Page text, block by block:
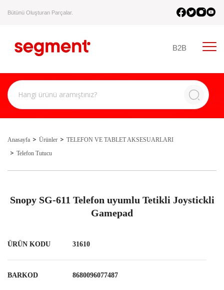
Bütünü Oluşturan Parçalar.
B2B
Anasayfa Ürünler
TELEFON VE TABLET AKSESUARLARI
Telefon Tutucu
Snopy SG-611 Telefon uyumlu Tetikli Joystickli
Gamepad
ÜRÜN KODU 31610
BARKOD 8680096077487